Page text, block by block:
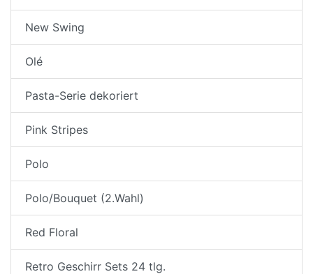
New Swing
Olé
Pasta-Serie dekoriert
Pink Stripes
Polo
Polo/Bouquet (2.Wahl)
Red Floral
Retro Geschirr Sets 24 tlg.